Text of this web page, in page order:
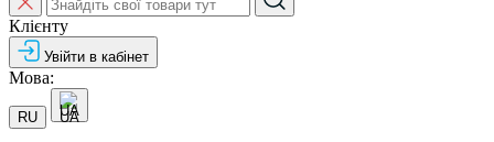
Клієнту
Увійти в кабінет
Мова:
RU UA